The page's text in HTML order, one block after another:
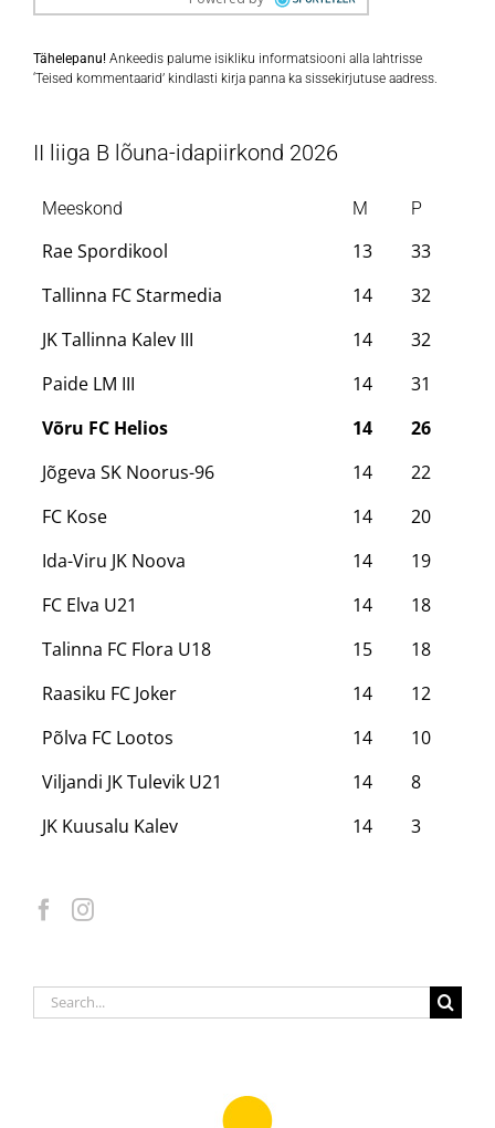
Tähelepanu! Ankeedis palume isikliku informatsiooni alla lahtrisse
‘Teised kommentaarid’ kindlasti kirja panna ka sissekirjutuse aadress.
II liiga B lõuna-idapiirkond 2026
Meeskond M P
Rae Spordikool 13
33
Tallinna FC Starmedia
14
32
JK Tallinna Kalev III
14
32
Paide LM III
14
31
Võru FC Helios
14
26
Jõgeva SK Noorus-96
14
22
FC Kose
14
20
Ida-Viru JK Noova
14
19
FC Elva U21
14
18
Talinna FC Flora U18
15
18
Raasiku FC Joker
14
12
Põlva FC Lootos
14
10
Viljandi JK Tulevik U21
14
8
JK Kuusalu Kalev
14 3
Search
for: